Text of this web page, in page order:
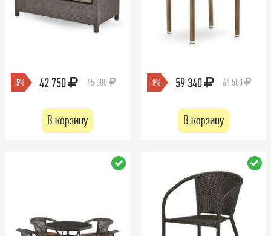
-5% 42 750 45 000
В корзину
-8% 59 340 64 500
В корзину